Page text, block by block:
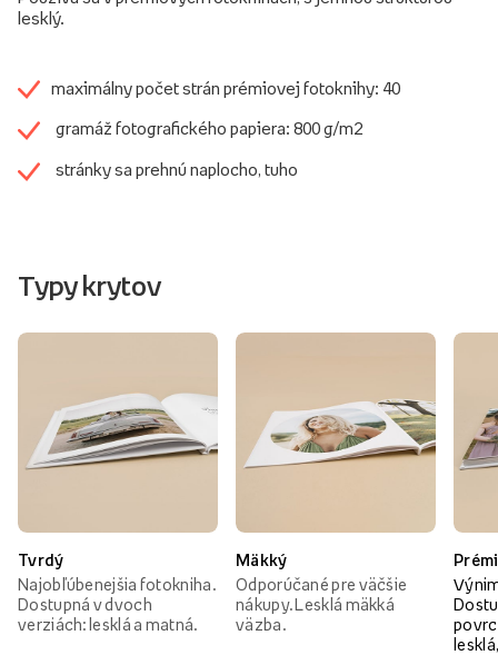
lesklý.
maximálny počet strán prémiovej fotoknihy: 40
gramáž fotografického papiera: 800 g/m2
stránky sa prehnú naplocho, tuho
Typy krytov
Tvrdý
Najobľúbenejšia fotokniha.
Dostupná v dvoch
verziách: lesklá a matná.
Mäkký
Odporúčané pre väčšie
nákupy. Lesklá mäkká
väzba.